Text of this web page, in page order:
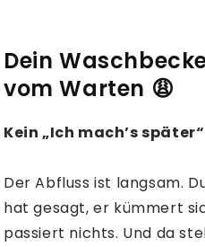
Dein
vom Warten 😩
Kein „Ich mach’s
Der Abfluss ist langsam.
hat gesagt, er kümmert
passiert nichts. Und da